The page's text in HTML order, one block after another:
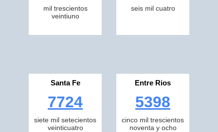
mil trescientos
veintiuno
seis mil cuatro
Santa Fe
7724
siete mil setecientos
veinticuatro
Entre Rios
5398
cinco mil trescientos
noventa y ocho